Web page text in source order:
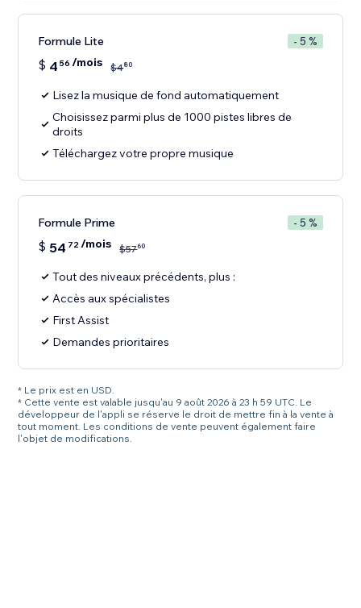
Formule Lite - 5 %
$ 4 56 /mois $480
Lisez la musique de fond automatiquement
Choisissez parmi plus de 1000 pistes libres de
droits
Téléchargez votre propre musique
Formule Prime - 5 %
$ 54 72/mois $5760
Tout des niveaux précédents, plus :
Accès aux spécialistes
First Assist
Demandes prioritaires
* Le prix est en USD.
* Cette vente est valable jusqu'au 9 août 2026 à 23 h 59 UTC. Le
développeur de l'appli se réserve le droit de mettre fin à la vente à
tout moment. Les conditions de vente peuvent également faire
l'objet de modifications.